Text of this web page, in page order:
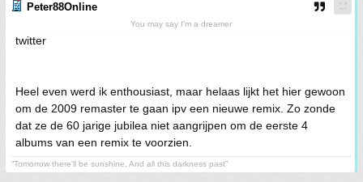
Peter88Online
You may say I'm a dreamer
twitter
Heel even werd ik enthousiast, maar helaas lijkt het hier gewoon
om de 2009 remaster te gaan ipv een nieuwe remix. Zo zonde
dat ze de 60 jarige jubilea niet aangrijpen om de eerste 4
albums van een remix te voorzien.
“Tomorrow there’ll be sunshine, And all this darkness past”